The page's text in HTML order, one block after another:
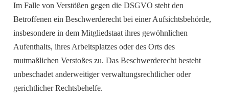
Im Falle von Verstößen gegen die DSGVO steht den
Betroffenen ein Beschwerderecht bei einer Aufsichtsbehörde,
insbesondere in dem Mitgliedstaat ihres gewöhnlichen
Aufenthalts, ihres Arbeitsplatzes oder des Orts des
mutmaßlichen Verstoßes zu. Das Beschwerderecht besteht
unbeschadet anderweitiger verwaltungsrechtlicher oder
gerichtlicher Rechtsbehelfe.